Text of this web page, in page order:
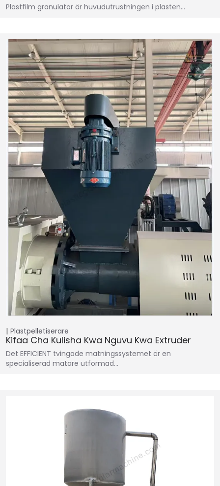
Plastfilm granulator är huvudutrustningen i plasten…
Plastpelletiserare
Kifaa Cha Kulisha Kwa Nguvu Kwa Extruder
Det EFFICIENT tvingade matningssystemet är en
specialiserad matare utformad…